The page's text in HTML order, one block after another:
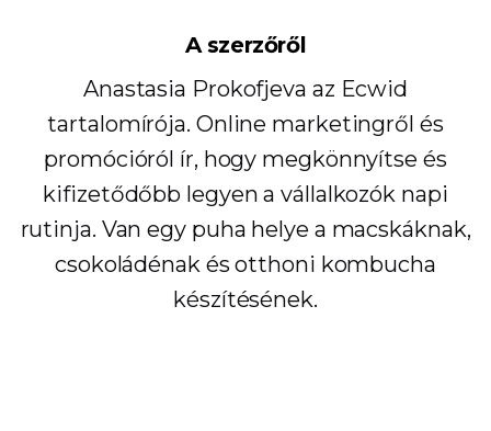
A szerzőről
Anastasia Prokofjeva az Ecwid
tartalomírója. Online marketingről és
promócióról ír, hogy megkönnyítse és
kifizetődőbb legyen a vállalkozók napi
rutinja. Van egy puha helye a macskáknak,
csokoládénak és otthoni kombucha
készítésének.